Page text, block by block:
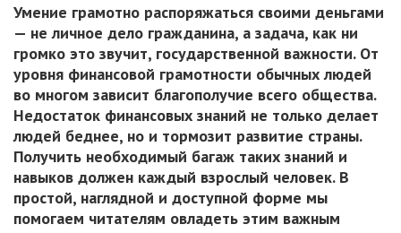
Умение грамотно распоряжаться своими деньгами
— не личное дело гражданина, а задача, как ни
громко это звучит, государственной важности. От
уровня финансовой грамотности обычных людей
во многом зависит благополучие всего общества.
Недостаток финансовых знаний не только делает
людей беднее, но и тормозит развитие страны.
Получить необходимый багаж таких знаний и
навыков должен каждый взрослый человек. В
простой, наглядной и доступной форме мы
помогаем читателям овладеть этим важным